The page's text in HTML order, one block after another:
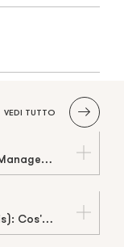
VEDI TUTTO
Webinar PLM: Come gestire il Change Management
FMEA (Failure Mode and Effects Analysis): Cos'è, Come si Calcola e Vantaggi